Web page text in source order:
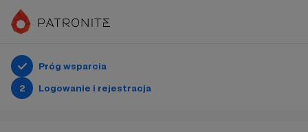
Próg wsparcia
2
Logowanie i rejestracja